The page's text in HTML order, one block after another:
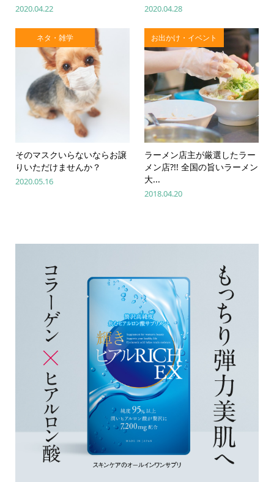
2020.04.22 2020.04.28
ネタ・雑学
そのマスクいらないならお譲
りいただけませんか？
2020.05.16
お出かけ・イベント
ラーメン店主が厳選したラー
メン店?!! 全国の旨いラーメン
大...
2018.04.20